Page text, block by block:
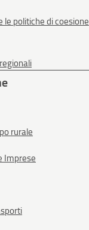
le politiche di coesione
rurale
Imprese